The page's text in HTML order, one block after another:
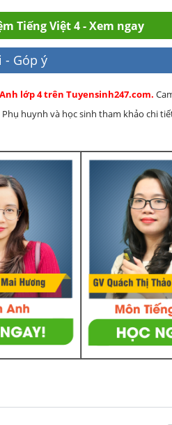
Tiếng Việt 4 - Xem ngay
- Góp ý
lớp 4 trên Tuyensinh247.com.
huynh và học sinh tham khảo chi